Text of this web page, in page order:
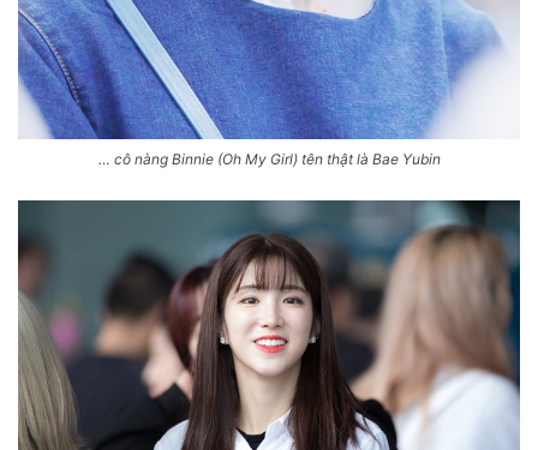
… cô nàng Binnie (Oh My Girl) tên thật là Bae Yubin